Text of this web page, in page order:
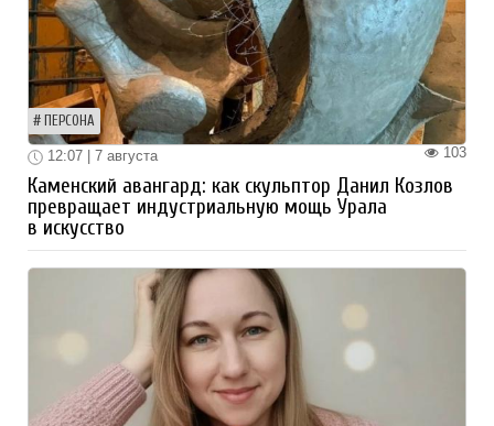
ПЕРСОНА
103
12:07 | 7 августа
Каменский авангард: как скульптор Данил Козлов
превращает индустриальную мощь Урала
в искусство